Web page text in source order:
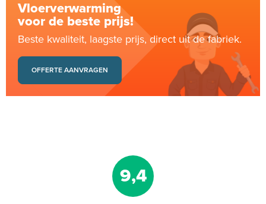
Vloerverwarming
voor de beste prijs!
Beste kwaliteit, laagste prijs, direct uit de fabriek.
OFFERTE AANVRAGEN
9,4